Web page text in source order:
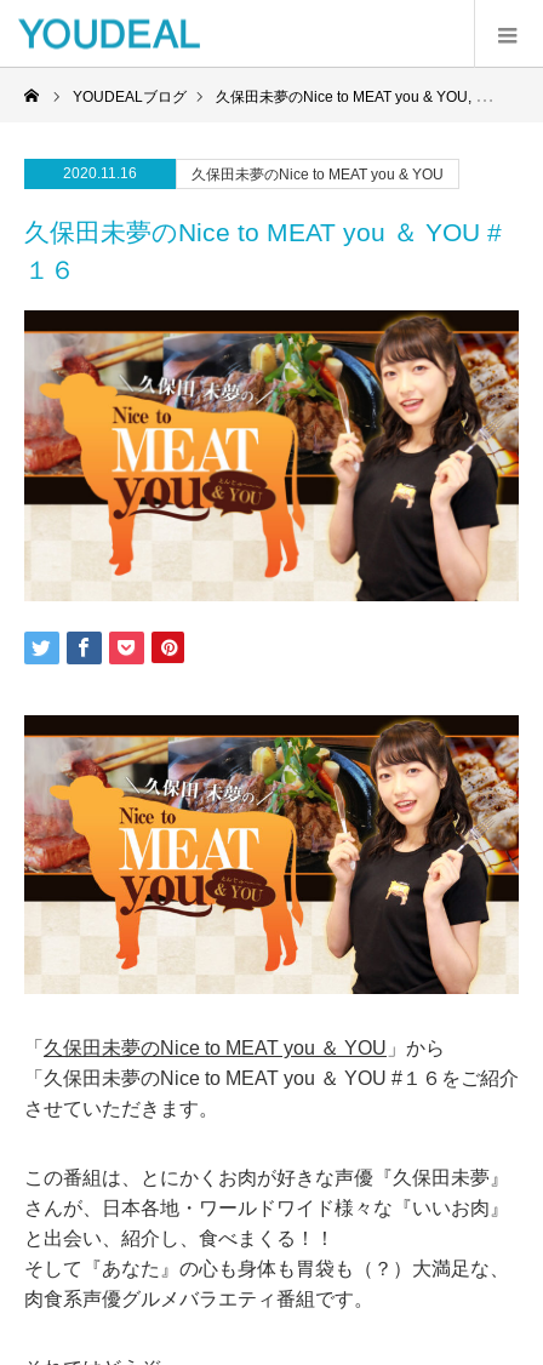
YOUDEALブログ 久保田未夢のNice to MEAT you & YOU, 放送後記
2020.11.16 久保田未夢のNice to MEAT you & YOU
久保田未夢のNice to MEAT you ＆ YOU #
１６
「 久保田未夢のNice to MEAT you ＆ YOU 」から
「久保田未夢のNice to MEAT you ＆ YOU #１６をご紹介
させていただきます。
この番組は、とにかくお肉が好きな声優『久保田未夢』
さんが、日本各地・ワールドワイド様々な『いいお肉』
と出会い、紹介し、食べまくる！！
そして『あなた』の心も身体も胃袋も（？）大満足な、
肉食系声優グルメバラエティ番組です。